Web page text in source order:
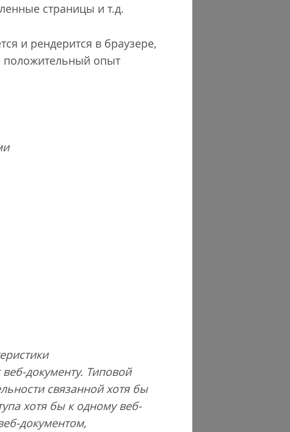
страницы и т.д.
и рендерится в браузере,
положительный опыт
документу. Типовой
связанной хотя бы
хотя бы к одному веб-
документом,